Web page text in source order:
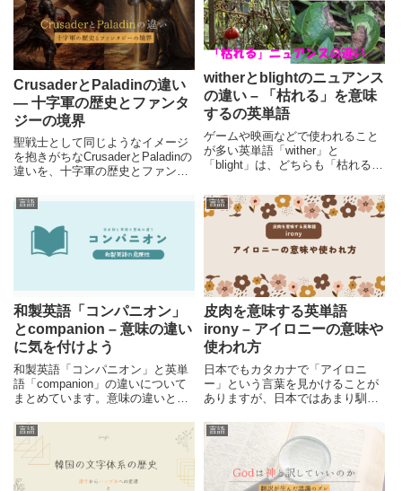
CrusaderとPaladinの違い
― 十字軍の歴史とファンタ
ジーの境界
聖戦士として同じようなイメージ
を抱きがちなCrusaderとPaladinの
違いを、十字軍の歴史とファンタ
英語圏における文化的背景や捉え
witherとblightのニュアンス
の違い – 「枯れる」を意味
するの英単語
ゲームや映画などで使われること
が多い英単語「wither」と
「blight」は、どちらも「枯れる」
単語のニュアンスは異なっていま
す。それぞれの単語について、意
味や使われ方などを紹介します。
言語
和製英語「コンパニオン」
とcompanion – 意味の違い
に気を付けよう
和製英語「コンパニオン」と英単
語「companion」の違いについて
まとめています。意味の違いと共
しています。
言語
皮肉を意味する英単語
irony – アイロニーの意味や
使われ方
日本でもカタカナで「アイロニ
ー」という言葉を見かけることが
ありますが、日本ではあまり馴染
らないという人も多いのではない
でしょうか。今回は、英単語irony
: アイロニーの意味や発音と共
に、実際の使われ方などについて
紹介しています。
言語 言語